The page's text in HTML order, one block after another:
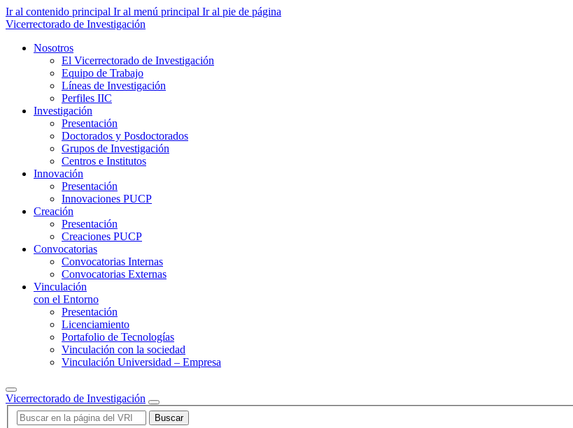
Ir al contenido principal Ir al menú principal Ir al pie de página
Vicerrectorado de Investigación
Nosotros
El Vicerrectorado de Investigación
Equipo de Trabajo
Líneas de Investigación
Perfiles IIC
Investigación
Presentación
Doctorados y Posdoctorados
Grupos de Investigación
Centros e Institutos
Innovación
Presentación
Innovaciones PUCP
Creación
Presentación
Creaciones PUCP
Convocatorias
Convocatorias Internas
Convocatorias Externas
Vinculación
con el Entorno
Presentación
Licenciamiento
Portafolio de Tecnologías
Vinculación con la sociedad
Vinculación Universidad – Empresa
Vicerrectorado de Investigación
Buscar